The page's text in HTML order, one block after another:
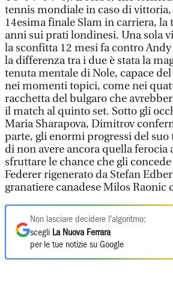
tennis mondiale in caso di
14esima finale Slam in carriera, la
anni sui prati londinesi. Una sola
la sconfitta 12 mesi fa contro
la differenza tra i due è stata la
tenuta mentale di Nole, capace
nei momenti topici, come nei
racchetta del bulgaro che
il match al quinto set. Sotto gli
Maria Sharapova, Dimitrov
parte, gli enormi progressi del suo
di non avere ancora quella ferocia
sfruttare le chance che gli
Federer rigenerato da Stefan
granatiere canadese Milos Raonic
Non lasciare decidere l'algoritmo:
scegli La Nuova Ferrara
per le tue notizie su Google